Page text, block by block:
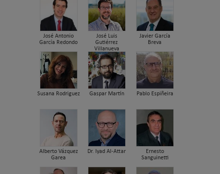
José Antonio
García Redondo
José Luis
Gutiérrez
Villanueva
Javier García
Breva
Susana Rodriguez Gaspar Martín Pablo Espiñeira
Alberto Vázquez
Garea
Dr. Iyad Al-Attar
Ernesto
Sanguinetti